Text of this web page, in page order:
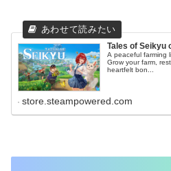
Tales of Seikyu
A peaceful farming
Grow your farm,
heartfelt bon...
store.steampowered.com